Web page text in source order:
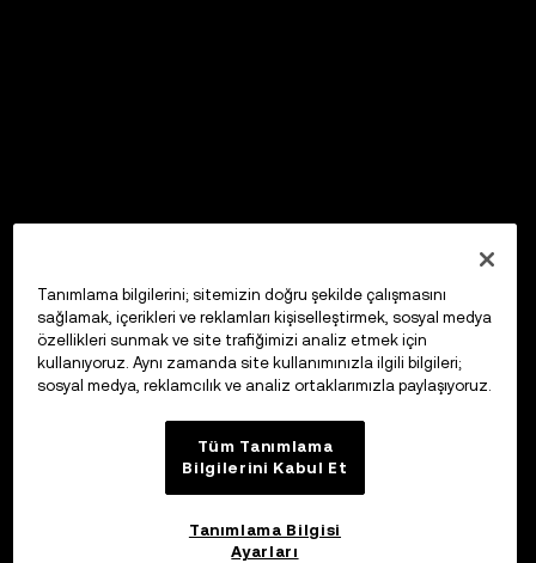
Tanımlama bilgilerini; sitemizin doğru şekilde çalışmasını
sağlamak, içerikleri ve reklamları kişiselleştirmek, sosyal medya
özellikleri sunmak ve site trafiğimizi analiz etmek için
kullanıyoruz. Aynı zamanda site kullanımınızla ilgili bilgileri;
sosyal medya, reklamcılık ve analiz ortaklarımızla paylaşıyoruz.
Tüm Tanımlama
Bilgilerini Kabul Et
Tanımlama Bilgisi
Ayarları